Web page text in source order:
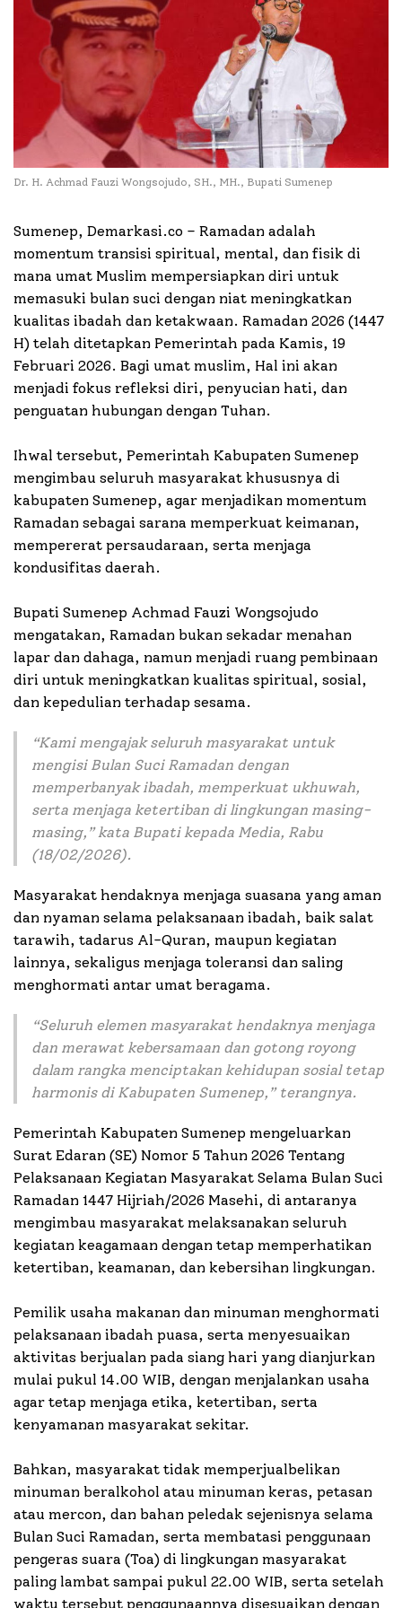
Dr. H. Achmad Fauzi Wongsojudo, SH., MH., Bupati Sumenep
Sumenep, Demarkasi.co – Ramadan adalah
momentum transisi spiritual, mental, dan fisik di
mana umat Muslim mempersiapkan diri untuk
memasuki bulan suci dengan niat meningkatkan
kualitas ibadah dan ketakwaan. Ramadan 2026 (1447
H) telah ditetapkan Pemerintah pada Kamis, 19
Februari 2026. Bagi umat muslim, Hal ini akan
menjadi fokus refleksi diri, penyucian hati, dan
penguatan hubungan dengan Tuhan.
Ihwal tersebut, Pemerintah Kabupaten Sumenep
mengimbau seluruh masyarakat khususnya di
kabupaten Sumenep, agar menjadikan momentum
Ramadan sebagai sarana memperkuat keimanan,
mempererat persaudaraan, serta menjaga
kondusifitas daerah.
Bupati Sumenep Achmad Fauzi Wongsojudo
mengatakan, Ramadan bukan sekadar menahan
lapar dan dahaga, namun menjadi ruang pembinaan
diri untuk meningkatkan kualitas spiritual, sosial,
dan kepedulian terhadap sesama.
“Kami mengajak seluruh masyarakat untuk
mengisi Bulan Suci Ramadan dengan
memperbanyak ibadah, memperkuat ukhuwah,
serta menjaga ketertiban di lingkungan masing-
masing,” kata Bupati kepada Media, Rabu
(18/02/2026).
Masyarakat hendaknya menjaga suasana yang aman
dan nyaman selama pelaksanaan ibadah, baik salat
tarawih, tadarus Al-Quran, maupun kegiatan
lainnya, sekaligus menjaga toleransi dan saling
menghormati antar umat beragama.
“Seluruh elemen masyarakat hendaknya menjaga
dan merawat kebersamaan dan gotong royong
dalam rangka menciptakan kehidupan sosial tetap
harmonis di Kabupaten Sumenep,” terangnya.
Pemerintah Kabupaten Sumenep mengeluarkan
Surat Edaran (SE) Nomor 5 Tahun 2026 Tentang
Pelaksanaan Kegiatan Masyarakat Selama Bulan Suci
Ramadan 1447 Hijriah/2026 Masehi, di antaranya
mengimbau masyarakat melaksanakan seluruh
kegiatan keagamaan dengan tetap memperhatikan
ketertiban, keamanan, dan kebersihan lingkungan.
Pemilik usaha makanan dan minuman menghormati
pelaksanaan ibadah puasa, serta menyesuaikan
aktivitas berjualan pada siang hari yang dianjurkan
mulai pukul 14.00 WIB, dengan menjalankan usaha
agar tetap menjaga etika, ketertiban, serta
kenyamanan masyarakat sekitar.
Bahkan, masyarakat tidak memperjualbelikan
minuman beralkohol atau minuman keras, petasan
atau mercon, dan bahan peledak sejenisnya selama
Bulan Suci Ramadan, serta membatasi penggunaan
pengeras suara (Toa) di lingkungan masyarakat
paling lambat sampai pukul 22.00 WIB, serta setelah
waktu tersebut penggunaannya disesuaikan dengan